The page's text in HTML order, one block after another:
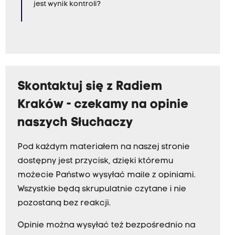
jest wynik kontroli?
Skontaktuj się z Radiem
Kraków - czekamy na opinie
naszych Słuchaczy
Pod każdym materiałem na naszej stronie
dostępny jest przycisk, dzięki któremu
możecie Państwo wysyłać maile z opiniami.
Wszystkie będą skrupulatnie czytane i nie
pozostaną bez reakcji.
Opinie można wysyłać też bezpośrednio na